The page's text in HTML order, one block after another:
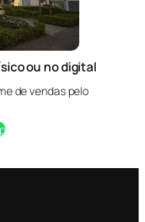
ou no digital
de vendas pelo